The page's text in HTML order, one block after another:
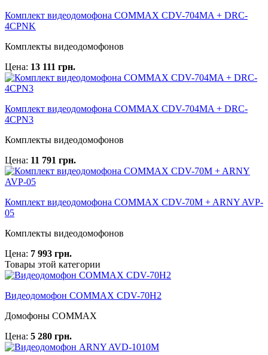
Комплект видеодомофона COMMAX CDV-704MA + DRC-
4CPNK
Комплекты видеодомофонов
Цена: 13 111 грн.
Комплект видеодомофона COMMAX CDV-704MA + DRC-
4CPN3
Комплекты видеодомофонов
Цена: 11 791 грн.
Комплект видеодомофона COMMAX CDV-70M + ARNY AVP-
05
Комплекты видеодомофонов
Цена: 7 993 грн.
Товары этой категории
Видеодомофон COMMAX CDV-70H2
Домофоны COMMAX
Цена: 5 280 грн.